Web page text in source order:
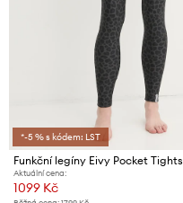
*-5 % s kódem: LST
Funkční legíny Eivy Pocket Tights
Aktuální cena:
1099 Kč